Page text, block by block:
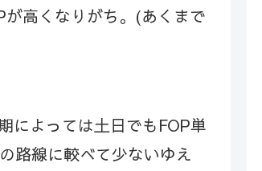
高くなりがち。(あくまで
によっては土日でもFOP単
路線に較べて少ないゆえ